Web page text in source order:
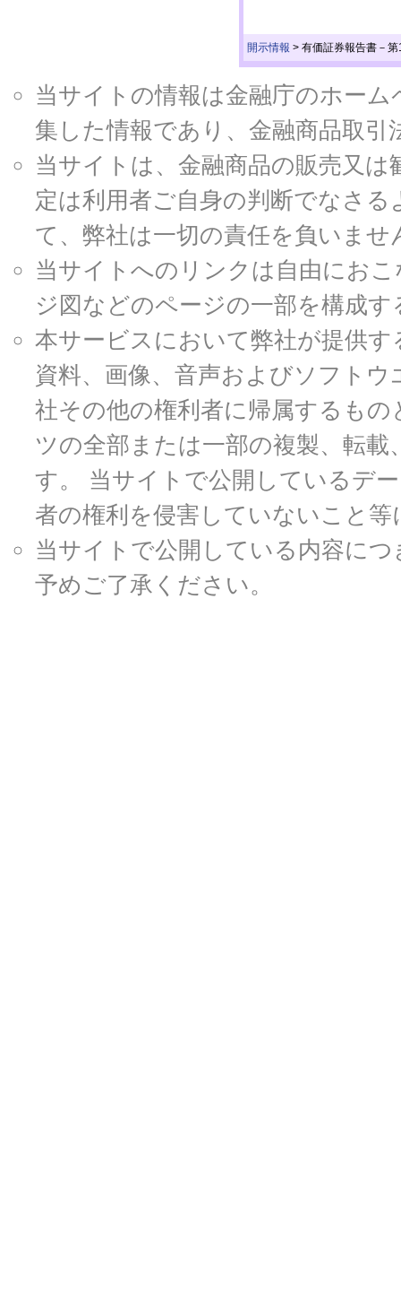
開示情報 > 有価証券報告書－
当サイトの情報は金融庁のホー
集した情報であり、金融商品取
当サイトは、金融商品の販売又
定は利用者ご自身の判断でなさ
て、弊社は一切の責任を負いませ
当サイトへのリンクは自由にお
ジ図などのページの一部を構成
本サービスにおいて弊社が提供
資料、画像、音声およびソフト
社その他の権利者に帰属するも
ツの全部または一部の複製、転
す。 当サイトで公開しているデ
者の権利を侵害していないこと
当サイトで公開している内容に
予めご了承ください。